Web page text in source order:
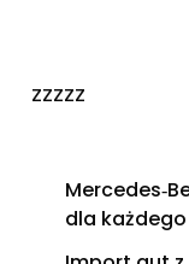
zzzzz
dla